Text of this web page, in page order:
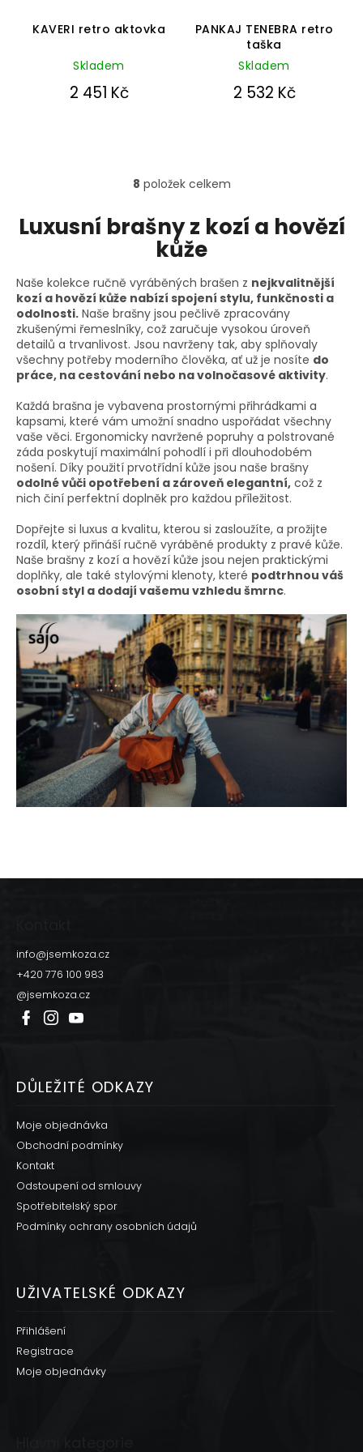
KAVERI retro aktovka
produktu
5,0
5
Skladem
2 451 Kč
PANKAJ TENEBRA retro
taška
produktu
je
5,0
5
Skladem
2 532 Kč
O
l
á
d
c
í
p
r
v
k
y
ý
p
i
s
u
8 položek celkem
Luxusní brašny z kozí a hovězí
kůže
Naše kolekce ručně vyráběných brašen z nejkvalitnější
kozí a hovězí kůže nabízí spojení stylu, funkčnosti a
odolnosti. Naše brašny jsou pečlivě zpracovány
zkušenými řemeslníky, což zaručuje vysokou úroveň
detailů a trvanlivost. Jsou navrženy tak, aby splňovaly
všechny potřeby moderního člověka, ať už je nosíte do
práce, na cestování nebo na volnočasové aktivity.
Každá brašna je vybavena prostornými přihrádkami a
kapsami, které vám umožní snadno uspořádat všechny
vaše věci. Ergonomicky navržené popruhy a polstrované
záda poskytují maximální pohodlí i při dlouhodobém
nošení. Díky použití prvotřídní kůže jsou naše brašny
odolné vůči opotřebení a zároveň elegantní, což z
nich činí perfektní doplněk pro každou příležitost.
Dopřejte si luxus a kvalitu, kterou si zasloužíte, a prožijte
rozdíl, který přináší ručně vyráběné produkty z pravé kůže.
Naše brašny z kozí a hovězí kůže jsou nejen praktickými
doplňky, ale také stylovými klenoty, které podtrhnou váš
osobní styl a dodají vašemu vzhledu šmrnc.
Z
info@jsemkoza.cz
+420 776 100 983
@jsemkoza.cz
DŮLEŽITÉ ODKAZY
Moje objednávka
Obchodní podmínky
Kontakt
Odstoupení od smlouvy
Spotřebitelský spor
Podmínky ochrany osobních údajů
UŽIVATELSKÉ ODKAZY
Přihlášení
Registrace
Moje objednávky